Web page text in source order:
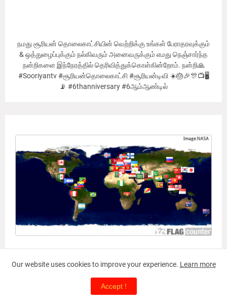
நமது சூரியன் தொலைகாட்சியின் வெற்றிக்கு உங்கள் பேராதரவுக்கும்
& ஒத்துழைப்புக்கும் நல்கிவரும் அனைவருக்கும் எமது நெஞ்சார்ந்த
நன்றிகளை இந்நேரத்தில் தெரிவித்துக்கொள்கின்றோம். நன்றி🙏
#Sooriyantv #சூரியன்தொலைகாட்சி #சூரியன்டிவி ☀️🎂🎉🎊📺🖥
📡 #6thanniversary #6ஆம்ஆண்டில்
Our website uses cookies to improve your experience. Learn more
Accept !